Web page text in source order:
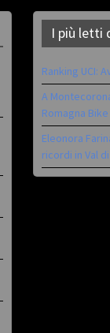
I più letti
Ranking UCI:
A
Romagna Bike
Eleonora
ricordi in Val